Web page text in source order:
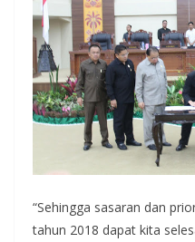
“Sehingga sasaran dan
tahun 2018 dapat kita